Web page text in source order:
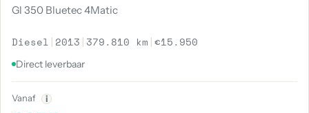
Gl 350 Bluetec 4Matic
Diesel | 2013 | 379.810 km |€15.950
Direct leverbaar
Vanaf i